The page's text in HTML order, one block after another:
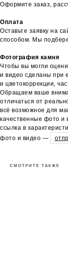
Оформите заказ,
Оплата
Оставьте заявку на
способом. Мы
Фотография камня
Чтобы вы могли
и видео сделаны при
и цветокоррекции,
Обращаем ваше
отличаться от
всё возможное для
качественные фото и
ссылка в
фото и видео —
СМОТРИТЕ ТАКЖЕ